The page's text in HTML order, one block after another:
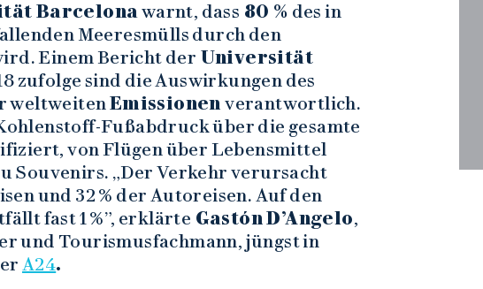
Barcelonawarnt, dass 80 % des in
Meeresmülls durch den
Einem Bericht der Universität
zufolge sind die Auswirkungen des
weltweitenEmissionenverantwortlich.
Fußabdruck über die gesamte
von Flügen über Lebensmittel
Souvenirs. „Der Verkehr verursacht
und 32 % der Autoreisen. Auf den
fast 1 %”, erklärte Gastón D’Angelo,
und Tourismusfachmann, jüngst in
A24.